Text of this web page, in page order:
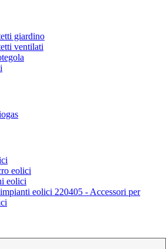
giardino
ventilati
eolici
eolici
eolici 220405 - Accessori per